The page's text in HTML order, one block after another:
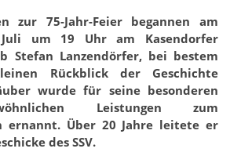
zur 75-Jahr-Feier begannen am
um 19 Uhr am Kasendorfer
Stefan Lanzendörfer, bei bestem
Rückblick der Geschichte
wurde für seine besonderen
Leistungen zum
ernannt. Über 20 Jahre leitete er
des SSV.